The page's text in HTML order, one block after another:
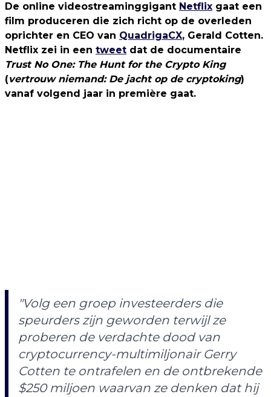
De online videostreaminggigant Netflix gaat een
film produceren die zich richt op de overleden
oprichter en CEO van QuadrigaCX, Gerald Cotten.
Netflix zei in een tweet dat de documentaire
Trust No One: The Hunt for the Crypto King
(vertrouw niemand: De jacht op de cryptoking)
vanaf volgend jaar in première gaat.
"Volg een groep investeerders die
speurders zijn geworden terwijl ze
proberen de verdachte dood van
cryptocurrency-multimiljonair Gerry
Cotten te ontrafelen en de ontbrekende
$250 miljoen waarvan ze denken dat hij